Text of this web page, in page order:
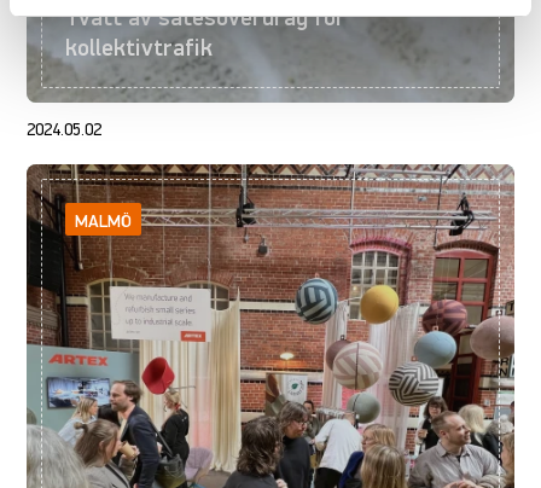
Tvätt av sätesöverdrag för
kollektivtrafik
2024.05.02
MALMÖ